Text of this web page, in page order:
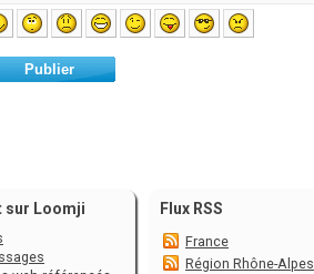
Publier
sur Loomji Flux RSS
France
Région Rhône-Alpes